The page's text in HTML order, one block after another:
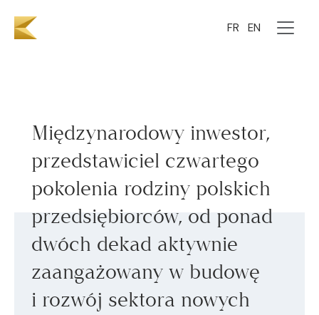
FR EN
Sebastian Kulczyk
Międzynarodowy inwestor,
przedstawiciel czwartego
pokolenia rodziny polskich
przedsiębiorców, od ponad
dwóch dekad aktywnie
zaangażowany w budowę
i rozwój sektora nowych